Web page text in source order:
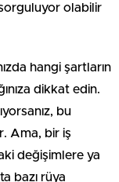
olabilir
hangi şartların
dikkat edin.
bu
Ama, bir iş
değişimlere ya
bazı rüya